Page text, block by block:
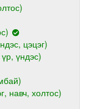
цэцэг)
үндэс)
навч, холтос)